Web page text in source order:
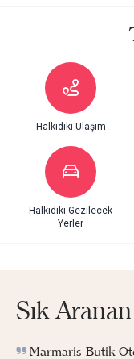
Halkidiki Ulaşım
Halkidiki Gezilecek
Yerler
Sık
Marmaris Butik